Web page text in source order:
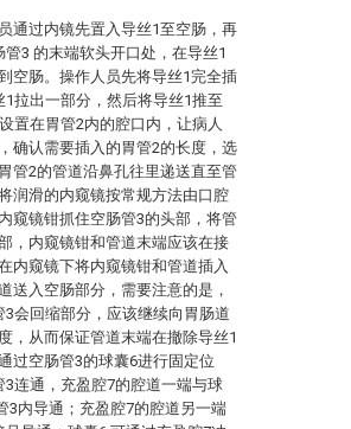
通过内镜先置入导丝1至空肠，再
3 的末端软头开口处，在导丝1
空肠。操作人员先将导丝1完全插
1拉出一部分，然后将导丝1推至
置在胃管2内的腔口内，让病人
确认需要插入的胃管2的长度，选
管2的管道沿鼻孔往里递送直至管
润滑的内窥镜按常规方法由口腔
窥镜钳抓住空肠管3的头部，将管
，内窥镜钳和管道末端应该在接
内窥镜下将内窥镜钳和管道插入
送入空肠部分，需要注意的是，
会回缩部分，应该继续向胃肠道
，从而保证管道末端在撤除导丝1
过空肠管3的球囊6进行固定位
连通，充盈腔7的腔道一端与球
3内导通；充盈腔7的腔道另一端